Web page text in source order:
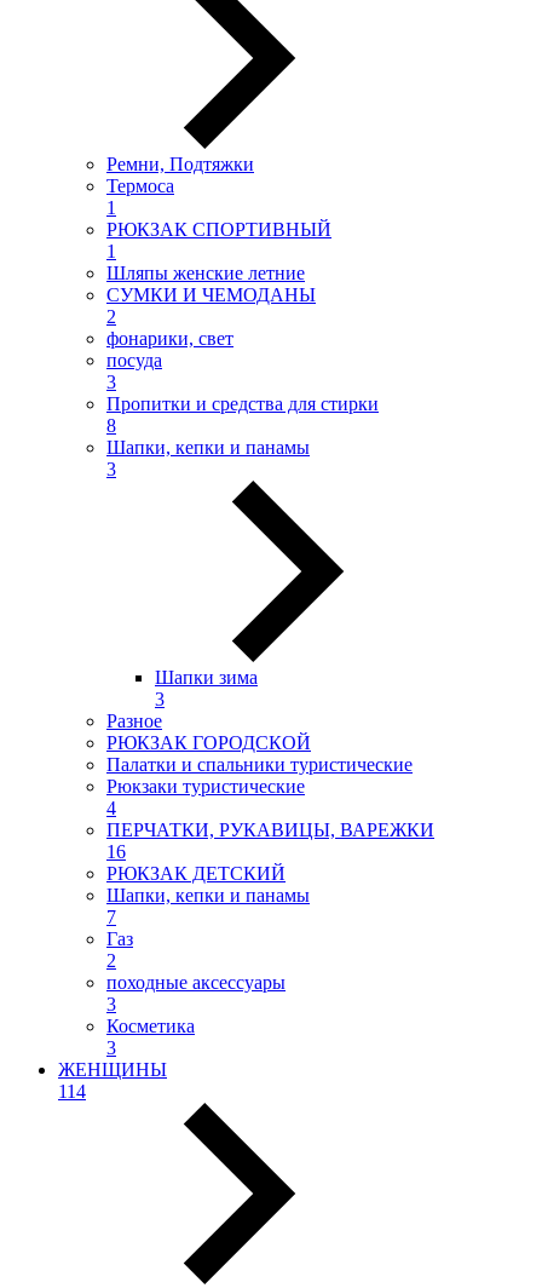
Ремни, Подтяжки
Термоса
1
РЮКЗАК СПОРТИВНЫЙ
1
Шляпы женские летние
СУМКИ И ЧЕМОДАНЫ
2
фонарики, свет
посуда
3
Пропитки и средства для стирки
8
Шапки, кепки и панамы
3
Шапки зима
3
Разное
РЮКЗАК ГОРОДСКОЙ
Палатки и спальники туристические
Рюкзаки туристические
4
ПЕРЧАТКИ, РУКАВИЦЫ, ВАРЕЖКИ
16
РЮКЗАК ДЕТСКИЙ
Шапки, кепки и панамы
7
Газ
2
походные аксессуары
3
Косметика
3
ЖЕНЩИНЫ
114